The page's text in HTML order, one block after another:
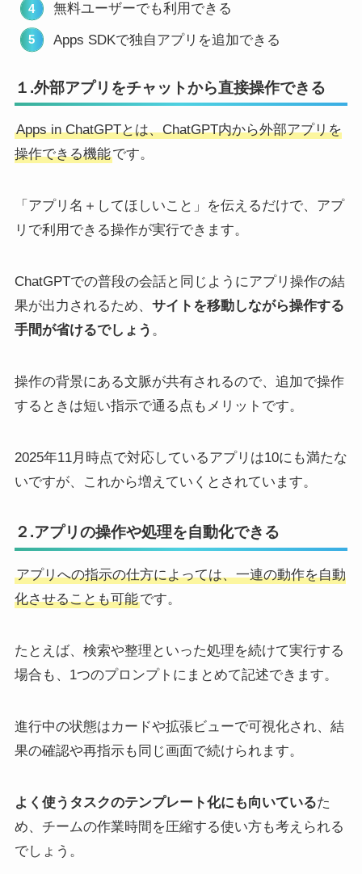
無料ユーザーでも利用できる
Apps SDKで独自アプリを追加できる
１.外部アプリをチャットから直接操作できる
Apps in ChatGPTとは、ChatGPT内から外部アプリを
操作できる機能です。
「アプリ名＋してほしいこと」を伝えるだけで、アプ
リで利用できる操作が実行できます。
ChatGPTでの普段の会話と同じようにアプリ操作の結
果が出力されるため、 サイトを移動しながら操作する
手間が省けるでしょう 。
操作の背景にある文脈が共有されるので、追加で操作
するときは短い指示で通る点もメリットです。
2025年11月時点で対応しているアプリは10にも満たな
いですが、これから増えていくとされています。
２.アプリの操作や処理を自動化できる
アプリへの指示の仕方によっては、一連の動作を自動
化させることも可能です。
たとえば、検索や整理といった処理を続けて実行する
場合も、1つのプロンプトにまとめて記述できます。
進行中の状態はカードや拡張ビューで可視化され、結
果の確認や再指示も同じ画面で続けられます。
よく使うタスクのテンプレート化にも向いているた
め、チームの作業時間を圧縮する使い方も考えられる
でしょう。